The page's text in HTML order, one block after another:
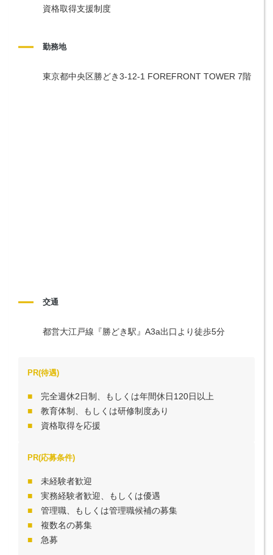
資格取得支援制度
勤務地
東京都中央区勝どき3-12-1 FOREFRONT TOWER 7階
交通
都営大江戸線『勝どき駅』A3a出口より徒歩5分
PR(待遇)
完全週休2日制、もしくは年間休日120日以上
教育体制、もしくは研修制度あり
資格取得を応援
PR(応募条件)
未経験者歓迎
実務経験者歓迎、もしくは優遇
管理職、もしくは管理職候補の募集
複数名の募集
急募